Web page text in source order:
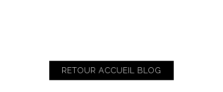
RETOUR ACCUEIL BLOG